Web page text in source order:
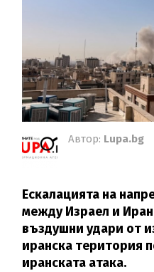
Автор: Lupa.bg
Ескалацията на
между Израел и
въздушни удари от
иранска територия
иранската атака.